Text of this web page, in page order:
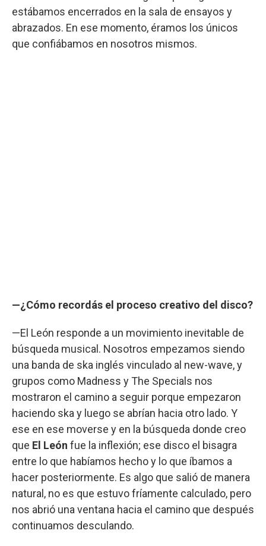
estábamos encerrados en la sala de ensayos y
abrazados. En ese momento, éramos los únicos
que confiábamos en nosotros mismos.
—¿Cómo recordás el proceso creativo del disco?
—El León responde a un movimiento inevitable de
búsqueda musical. Nosotros empezamos siendo
una banda de ska inglés vinculado al new-wave, y
grupos como Madness y The Specials nos
mostraron el camino a seguir porque empezaron
haciendo ska y luego se abrían hacia otro lado. Y
ese en ese moverse y en la búsqueda donde creo
que El León fue la inflexión; ese disco el bisagra
entre lo que habíamos hecho y lo que íbamos a
hacer posteriormente. Es algo que salió de manera
natural, no es que estuvo fríamente calculado, pero
nos abrió una ventana hacia el camino que después
continuamos desculando.